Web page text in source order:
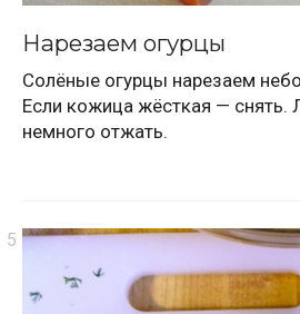
Нарезаем огурцы
Солёные огурцы нарезаем
Если кожица жёсткая — снять.
немного отжать.